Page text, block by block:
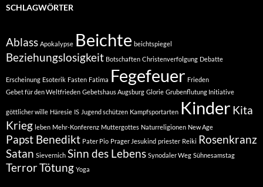
SCHLAGWÖRTER
Ablass Apokalypse Beichte beichtspiegel
Beziehungslosigkeit Botschaften Christenverfolgung Debatte
Erscheinung Esoterik Fasten Fatima Fegefeuer Frieden
Gebet für den Weltfrieden Gebetshaus Augsburg Glorie Grubenflutung Initiative
göttlicher wille Häresie IS Jugend schützen Kampfsportarten Kinder Kita
Krieg leben Mehr-Konferenz Muttergottes Naturreligionen New Age
Papst Benedikt Pater Pio Prager Jesukind priester Reiki Rosenkranz
Satan Sievernich Sinn des Lebens Synodaler Weg Sühnesamstag
TerrorTötung Yoga